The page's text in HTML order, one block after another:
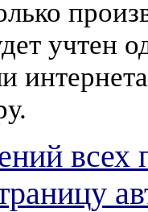
учтен
всех